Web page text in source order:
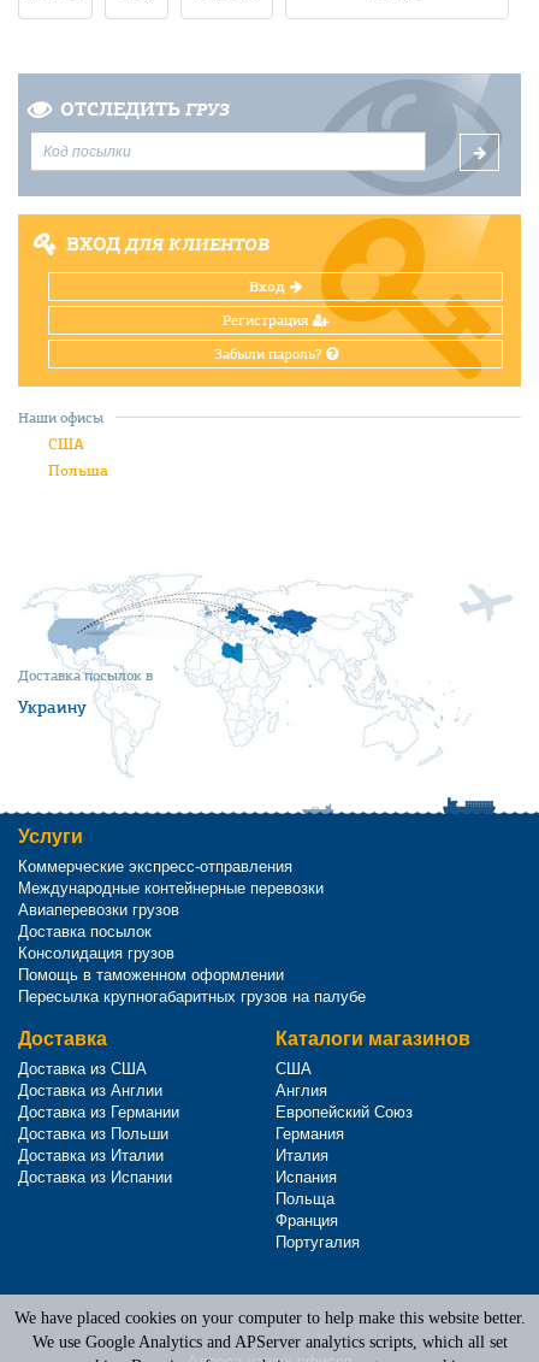
ОТСЛЕДИТЬ ГРУЗ
ВХОДДЛЯ КЛИЕНТОВ
Вход
Регистрация
Забыли пароль?
Доставка посылок в
Украину
Наши офисы
США
Польша
Услуги
Коммерческие экспресс-отправления
Международные контейнерные перевозки
Авиаперевозки грузов
Доставка посылок
Консолидация грузов
Помощь в таможенном оформлении
Пересылка крупногабаритных грузов на палубе
Доставка
Доставка из США
Доставка из Англии
Доставка из Германии
Доставка из Польши
Доставка из Италии
Доставка из Испании
Каталоги магазинов
США
Англия
Европейский Союз
Германия
Италия
Испания
Польща
Франция
Португалия
Terms of Service
Privacy Policy
We have placed cookies on your computer to help make this website better.
We use Google Analytics and APServer analytics scripts, which all set